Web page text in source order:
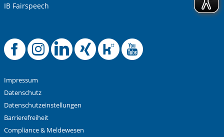
IB Fairspeech
Offizielle
Offizielle
Offizielle
Offizielle
Offizielle
Impressum
Datenschutz
Datenschutzeinstellungen
Barrierefreiheit
Compliance & Meldewesen